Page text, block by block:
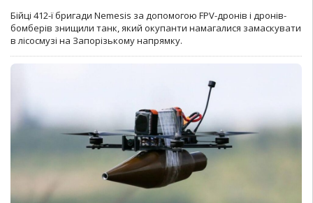
Бійці 412-ї бригади Nemesis за допомогою FPV-дронів і дронів-
бомберів знищили танк, який окупанти намагалися замаскувати
в лісосмузі на Запорізькому напрямку.